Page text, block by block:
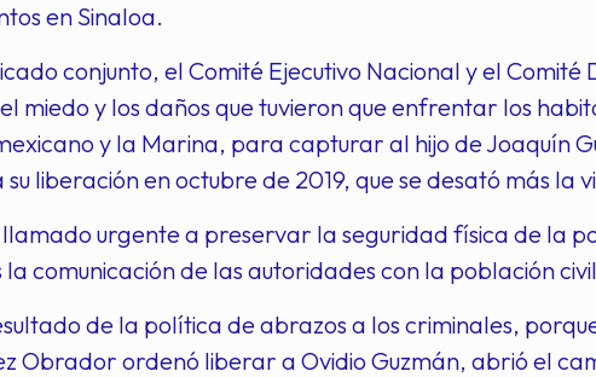
en Sinaloa.
conjunto, el Comité Ejecutivo Nacional y el
miedo y los daños que tuvieron que enfrentar los
y la Marina, para capturar al hijo de Joaquín
liberación en octubre de 2019, que se desató más la
llamado urgente a preservar la seguridad física de la
comunicación de las autoridades con la población
de la política de abrazos a los criminales,
Obrador ordenó liberar a Ovidio Guzmán, abrió el